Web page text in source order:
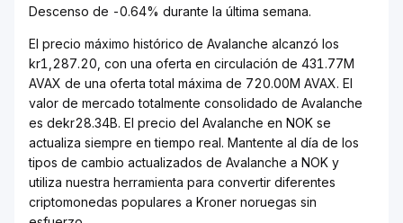
Descenso de -0.64% durante la última semana.
El precio máximo histórico de Avalanche alcanzó los
kr1,287.20, con una oferta en circulación de 431.77M
AVAX de una oferta total máxima de 720.00M AVAX. El
valor de mercado totalmente consolidado de Avalanche
es dekr28.34B. El precio del Avalanche en NOK se
actualiza siempre en tiempo real. Mantente al día de los
tipos de cambio actualizados de Avalanche a NOK y
utiliza nuestra herramienta para convertir diferentes
criptomonedas populares a Kroner noruegas sin